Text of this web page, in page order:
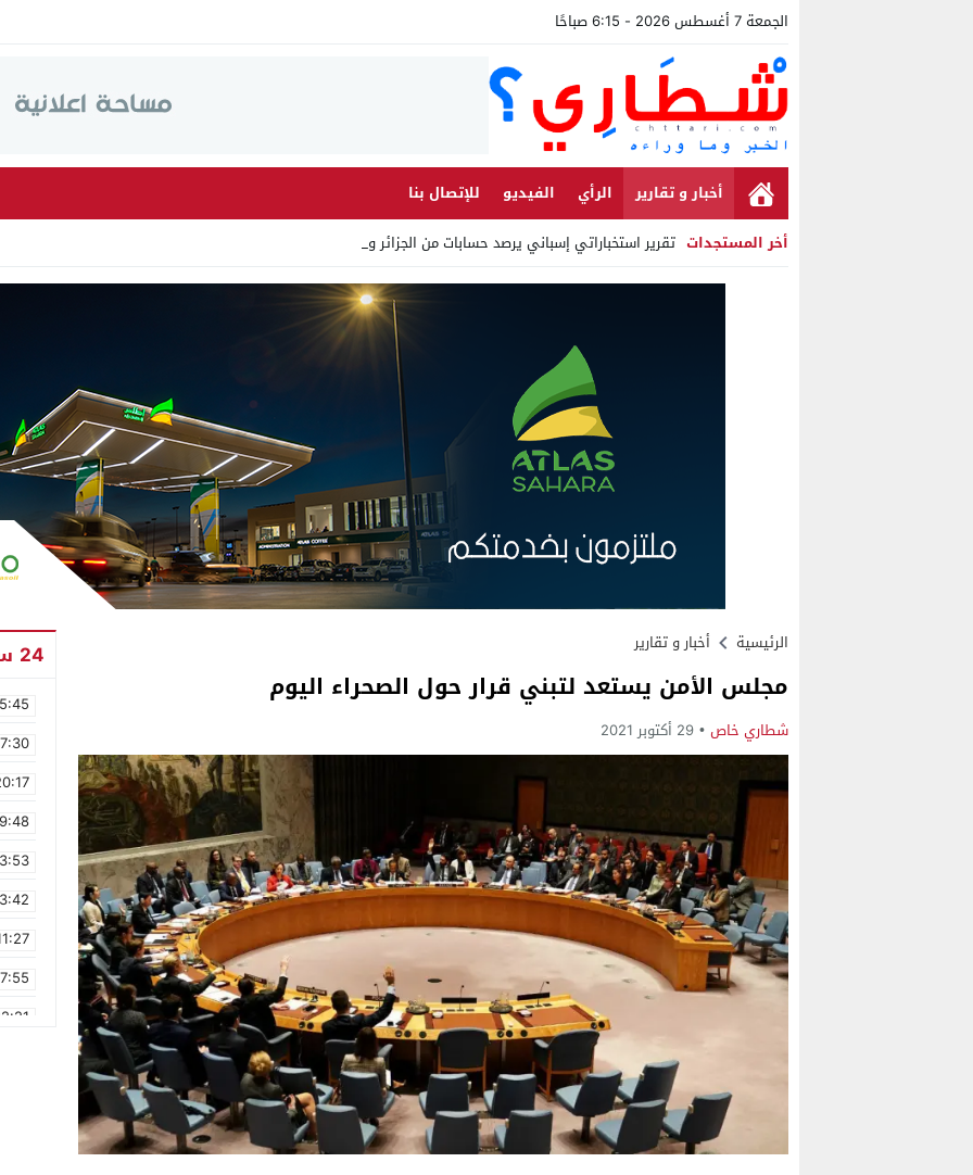
الجمعة 7 أغسطس 2026 - 6:15 صباحًا
أخبار و تقارير الرأي الفيديو
للإتصال بنا
أخر المستجدات تقرير استخباراتي إسباني يرصد حسابات من الجزائر وأرقاما بـ”_
Stop
الرئيسية أخبار و تقارير
مجلس الأمن يستعد لتبني قرار حول الصحراء اليوم
شطاري خاص 29 أكتوبر 2021
24 ساعة